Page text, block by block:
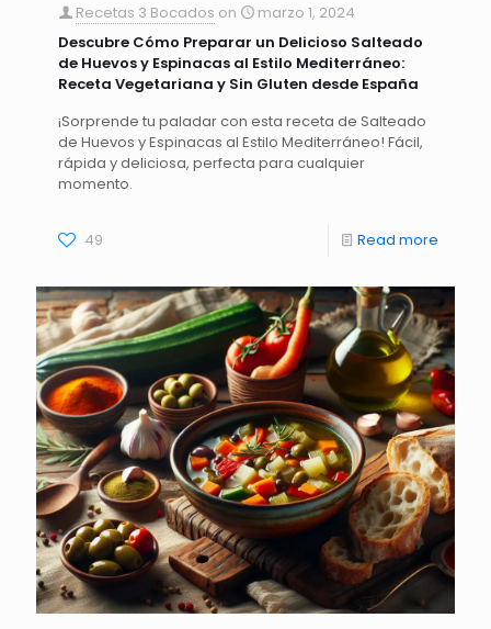
Recetas 3 Bocados on
marzo 1, 2024
Descubre Cómo Preparar un Delicioso Salteado
de Huevos y Espinacas al Estilo Mediterráneo:
Receta Vegetariana y Sin Gluten desde España
¡Sorprende tu paladar con esta receta de Salteado
de Huevos y Espinacas al Estilo Mediterráneo! Fácil,
rápida y deliciosa, perfecta para cualquier
momento.
49 Read more